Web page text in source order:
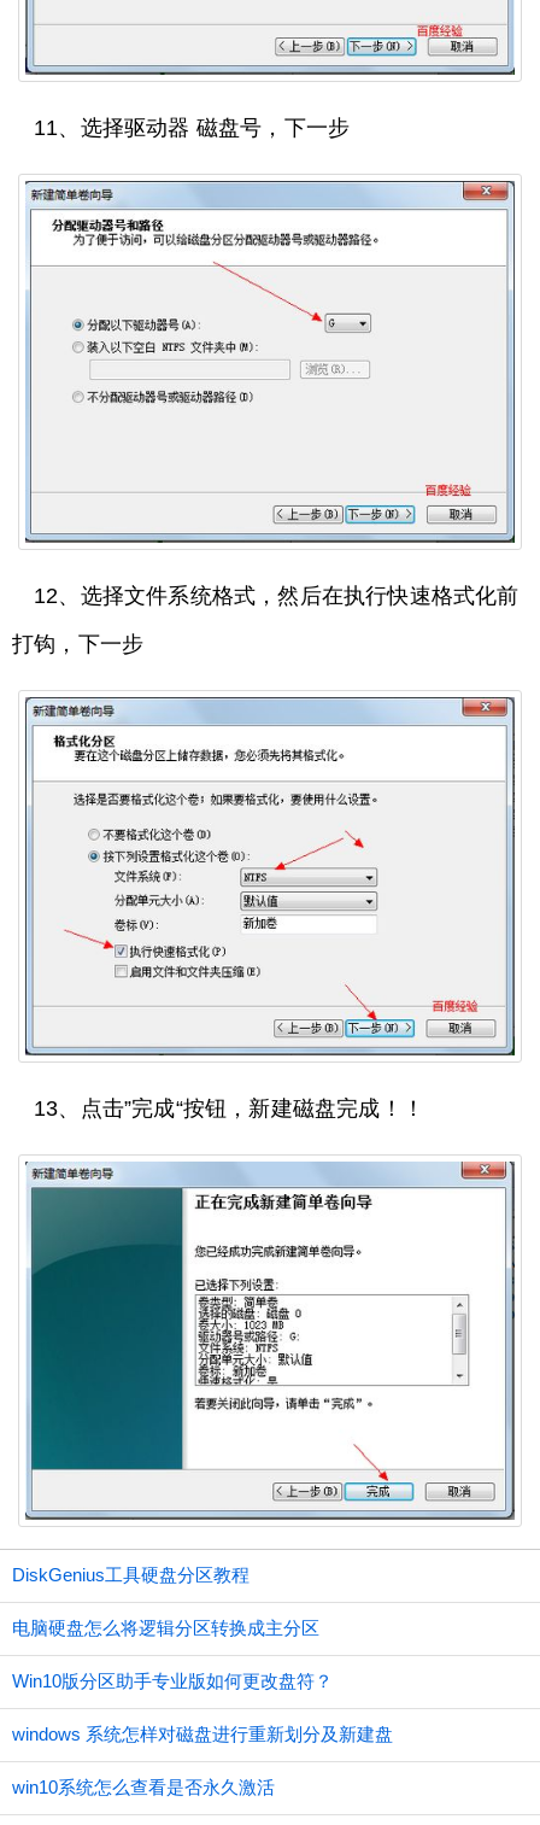
11、选择驱动器 磁盘号，下一步
12、选择文件系统格式，然后在执行快速格式化前
打钩，下一步
13、点击”完成“按钮，新建磁盘完成！！
DiskGenius工具硬盘分区教程
电脑硬盘怎么将逻辑分区转换成主分区
Win10版分区助手专业版如何更改盘符？
windows 系统怎样对磁盘进行重新划分及新建盘
win10系统怎么查看是否永久激活